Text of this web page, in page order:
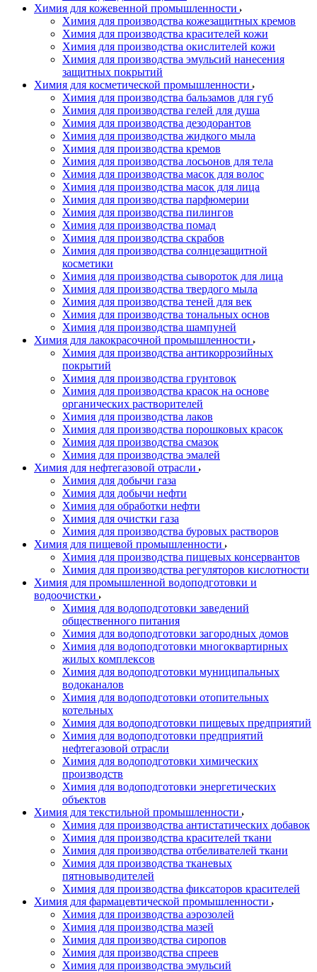
Химия для кожевенной промышленности
Химия для производства кожезащитных кремов
Химия для производства красителей кожи
Химия для производства окислителей кожи
Химия для производства эмульсий нанесения
защитных покрытий
Химия для косметической промышленности
Химия для производства бальзамов для губ
Химия для производства гелей для душа
Химия для производства дезодорантов
Химия для производства жидкого мыла
Химия для производства кремов
Химия для производства лосьонов для тела
Химия для производства масок для волос
Химия для производства масок для лица
Химия для производства парфюмерии
Химия для производства пилингов
Химия для производства помад
Химия для производства скрабов
Химия для производства солнцезащитной
косметики
Химия для производства сывороток для лица
Химия для производства твердого мыла
Химия для производства теней для век
Химия для производства тональных основ
Химия для производства шампуней
Химия для лакокрасочной промышленности
Химия для производства антикоррозийных
покрытий
Химия для производства грунтовок
Химия для производства красок на основе
органических растворителей
Химия для производства лаков
Химия для производства порошковых красок
Химия для производства смазок
Химия для производства эмалей
Химия для нефтегазовой отрасли
Химия для добычи газа
Химия для добычи нефти
Химия для обработки нефти
Химия для очистки газа
Химия для производства буровых растворов
Химия для пищевой промышленности
Химия для производства пищевых консервантов
Химия для производства регуляторов кислотности
Химия для промышленной водоподготовки и
водоочистки
Химия для водоподготовки заведений
общественного питания
Химия для водоподготовки загородных домов
Химия для водоподготовки многоквартирных
жилых комплексов
Химия для водоподготовки муниципальных
водоканалов
Химия для водоподготовки отопительных
котельных
Химия для водоподготовки пищевых предприятий
Химия для водоподготовки предприятий
нефтегазовой отрасли
Химия для водоподготовки химических
производств
Химия для водоподготовки энергетических
объектов
Химия для текстильной промышленности
Химия для производства антистатических добавок
Химия для производства красителей ткани
Химия для производства отбеливателей ткани
Химия для производства тканевых
пятновыводителей
Химия для производства фиксаторов красителей
Химия для фармацевтической промышленности
Химия для производства аэрозолей
Химия для производства мазей
Химия для производства сиропов
Химия для производства спреев
Химия для производства эмульсий